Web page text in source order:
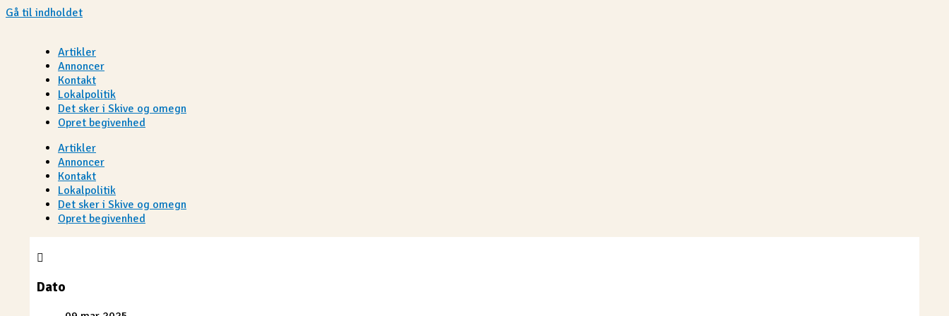
Gå til indholdet
Artikler
Annoncer
Kontakt
Lokalpolitik
Det sker i Skive og omegn
Opret begivenhed
Artikler
Annoncer
Kontakt
Lokalpolitik
Det sker i Skive og omegn
Opret begivenhed
Dato